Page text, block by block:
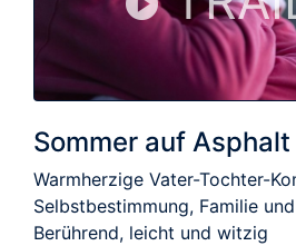
Sommer auf Asphalt
Warmherzige Vater-Tochter-
Selbstbestimmung, Familie
Berührend, leicht und witzig